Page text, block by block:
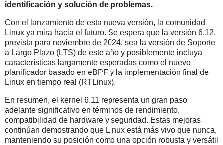
identificación y solución de problemas.
Con el lanzamiento de esta nueva versión, la comunidad
Linux ya mira hacia el futuro. Se espera que la versión 6.12,
prevista para noviembre de 2024, sea la versión de Soporte
a Largo Plazo (LTS) de este año y posiblemente incluya
características largamente esperadas como el nuevo
planificador basado en eBPF y la implementación final de
Linux en tiempo real (RTLinux).
En resumen, el kernel 6.11 representa un gran paso
adelante significativo en términos de rendimiento,
compatibilidad de hardware y seguridad. Estas mejoras
continúan demostrando que Linux está más vivo que nunca,
manteniendo su posición como una opción robusta y versátil